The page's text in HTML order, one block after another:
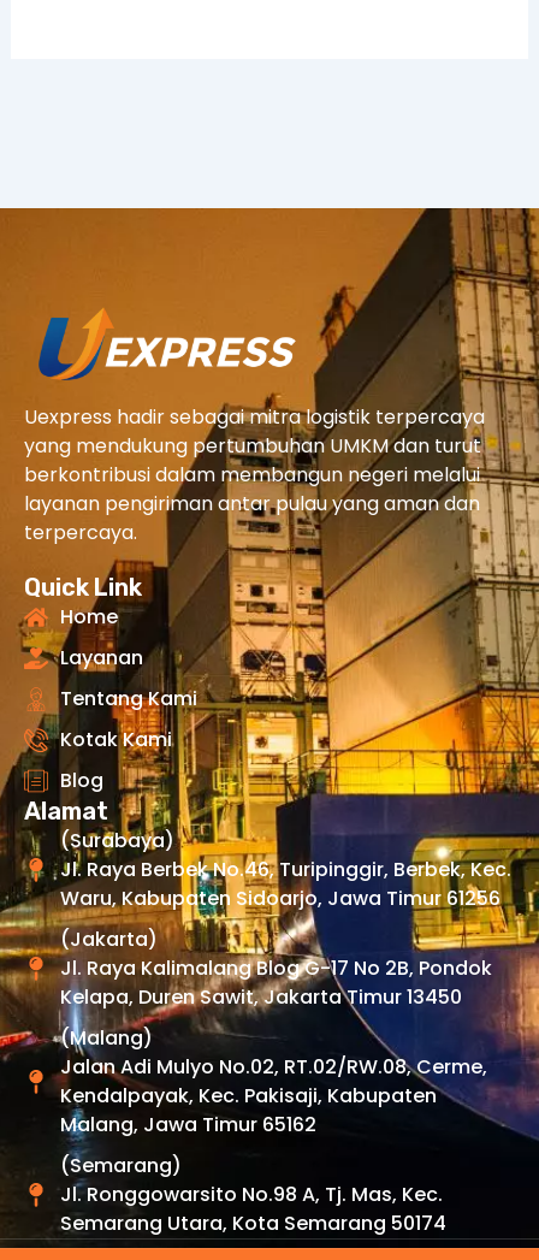
Uexpress hadir sebagai mitra logistik terpercaya
yang mendukung pertumbuhan UMKM dan turut
berkontribusi dalam membangun negeri melalui
layanan pengiriman antar pulau yang aman dan
terpercaya.
Quick Link
Home
Layanan
Tentang Kami
Kotak Kami
Blog
Alamat
(Surabaya)
Jl. Raya Berbek No.46, Turipinggir, Berbek, Kec.
Waru, Kabupaten Sidoarjo, Jawa Timur 61256
(Jakarta)
Jl. Raya Kalimalang Blog G-17 No 2B, Pondok
Kelapa, Duren Sawit, Jakarta Timur 13450
(Malang)
Jalan Adi Mulyo No.02, RT.02/RW.08, Cerme,
Kendalpayak, Kec. Pakisaji, Kabupaten
Malang, Jawa Timur 65162
(Semarang)
Jl. Ronggowarsito No.98 A, Tj. Mas, Kec.
Semarang Utara, Kota Semarang 50174